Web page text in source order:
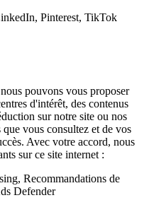
Pinterest, TikTok
pouvons vous proposer
d'intérêt, des contenus
sur notre site ou nos
vous consultez et de vos
Avec votre accord, nous
sur ce site internet :
Recommandations de
Defender